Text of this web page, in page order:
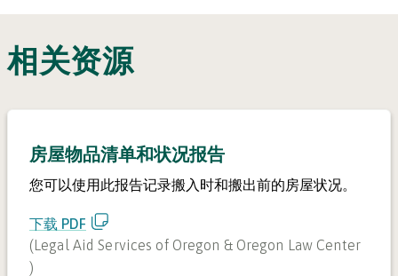
相关资源
房屋物品清单和状况报告
您可以使用此报告记录搬入时和搬出前的房屋状况。
下载 PDF
(Legal Aid Services of Oregon & Oregon Law Center
)